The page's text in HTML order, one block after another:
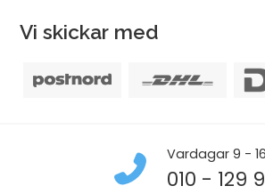
Vi skickar med
Vardagar 9 - 16
010 - 129